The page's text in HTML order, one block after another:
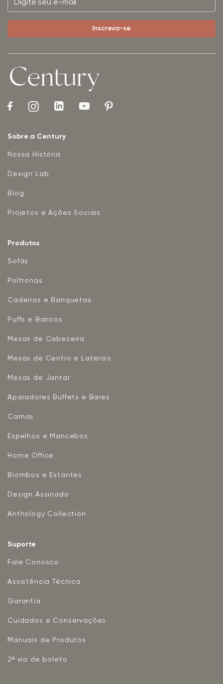
Sobre a Century
Nossa História
Design Lab
Blog
Projetos e Ações Sociais
Produtos
Sofás
Poltronas
Cadeiras e Banquetas
Puffs e Bancos
Mesas de Cabeceira
Mesas de Centro e Laterais
Mesas de Jantar
Aparadores Buffets e Bares
Camas
Espelhos e Mancebos
Home Office
Biombos e Estantes
Design Assinado
Anthology Collection
Suporte
Fale Conosco
Assistência Técnica
Garantia
Cuidados e Conservações
Manuais de Produtos
2ª via de boleto